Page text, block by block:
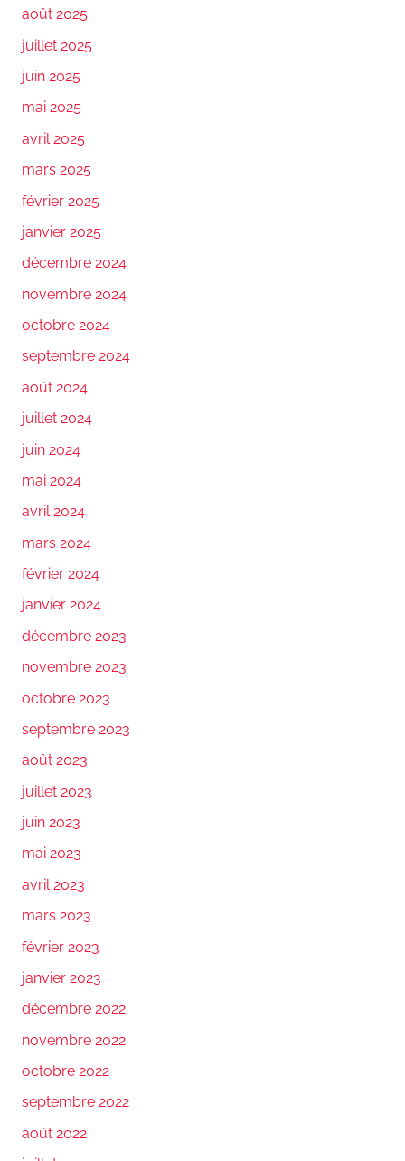
août 2025
juillet 2025
juin 2025
mai 2025
avril 2025
mars 2025
février 2025
janvier 2025
décembre 2024
novembre 2024
octobre 2024
septembre 2024
août 2024
juillet 2024
juin 2024
mai 2024
avril 2024
mars 2024
février 2024
janvier 2024
décembre 2023
novembre 2023
octobre 2023
septembre 2023
août 2023
juillet 2023
juin 2023
mai 2023
avril 2023
mars 2023
février 2023
janvier 2023
décembre 2022
novembre 2022
octobre 2022
septembre 2022
août 2022